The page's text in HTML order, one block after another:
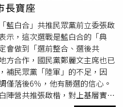
深刻的被愛記憶，她透露，小
幾乎同時做著兩份以上的工作，
哥哥去公園、陪他們學游泳；
喜歡坐在爸爸肩膀上，「現在才
沒有叫我下來。那些很平凡的畫
愛的時刻。」飾演生父的李天
親的生命經驗帶入角色，他透
禮，因此每次在劇中走進婚禮場
寶座
藍白合」共推民眾黨前立委張啟
示，這次選戰是藍白合的「典
會做到「選前整合、選後共
方合作，國民黨鄭麗文主席也已
補民眾黨「陸軍」的不足，因
僅落後6％，他有勝選的信心。
陣營共推張啟楷，對上基層實力